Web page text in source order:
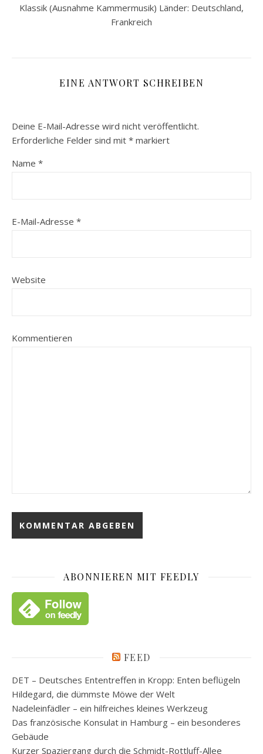
Klassik (Ausnahme Kammermusik) Länder: Deutschland,
Frankreich
EINE ANTWORT SCHREIBEN
Deine E-Mail-Adresse wird nicht veröffentlicht.
Erforderliche Felder sind mit * markiert
Name *
E-Mail-Adresse *
Website
Kommentieren
ABONNIEREN MIT FEEDLY
FEED
DET – Deutsches Ententreffen in Kropp: Enten beflügeln
Hildegard, die dümmste Möwe der Welt
Nadeleinfädler – ein hilfreiches kleines Werkzeug
Das französische Konsulat in Hamburg – ein besonderes
Gebäude
Kurzer Spaziergang durch die Schmidt-Rottluff-Allee